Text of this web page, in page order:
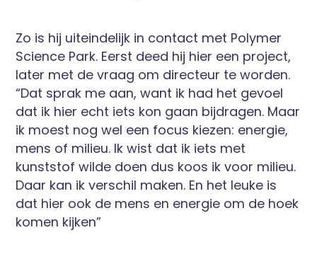
Zo is hij uiteindelijk in contact met Polymer
Science Park. Eerst deed hij hier een project,
later met de vraag om directeur te worden.
“Dat sprak me aan, want ik had het gevoel
dat ik hier echt iets kon gaan bijdragen. Maar
ik moest nog wel een focus kiezen: energie,
mens of milieu. Ik wist dat ik iets met
kunststof wilde doen dus koos ik voor milieu.
Daar kan ik verschil maken. En het leuke is
dat hier ook de mens en energie om de hoek
komen kijken”